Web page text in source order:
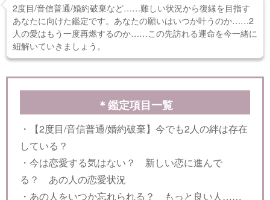
2度目/音信普通/婚約破棄など……難しい状況から復縁を目指す
あなたに向けた鑑定です。あなたの願いはいつか叶うのか……2
人の愛はもう一度再燃するのか……この先訪れる運命を今一緒に
紐解いていきましょう。
＊鑑定項目一覧
・【2度目/音信普通/婚約破棄】今でも2人の絆は存在
している？
・今は恋愛する気はない？ 新しい恋に進んで
る？ あの人の恋愛状況
・あの人をいつか忘れられる？ もっと良い人……